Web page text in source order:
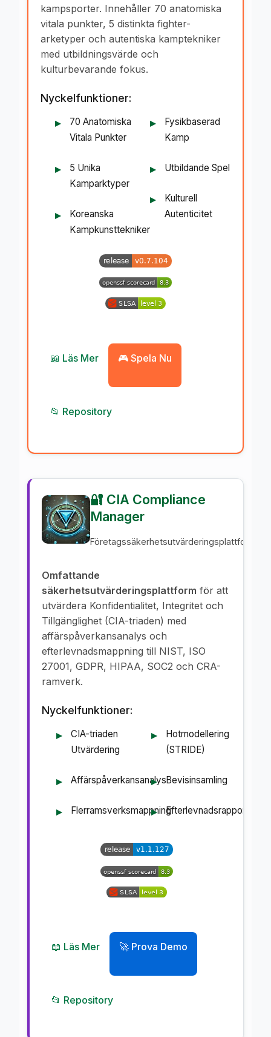
kampsporter. Innehåller 70 anatomiska
vitala punkter, 5 distinkta fighter-
arketyper och autentiska kamptekniker
med utbildningsvärde och
kulturbevarande fokus.
Nyckelfunktioner:
70 Anatomiska
Vitala Punkter
5 Unika
Kamparktyper
Koreanska
Kampkunsttekniker
Fysikbaserad
Kamp
Utbildande Spel
Kulturell
Autenticitet
📖 Läs Mer 🎮 Spela Nu
📂 Repository
🔐 CIA Compliance
Manager
Företagssäkerhetsutvärderingsplattform
Omfattande
säkerhetsutvärderingsplattform för att
utvärdera Konfidentialitet, Integritet och
Tillgänglighet (CIA-triaden) med
affärspåverkansanalys och
efterlevnadsmappning till NIST, ISO
27001, GDPR, HIPAA, SOC2 och CRA-
ramverk.
Nyckelfunktioner:
CIA-triaden
Utvärdering
Affärspåverkansanalys
Flerramsverksmappning
Hotmodellering
(STRIDE)
Bevisinsamling
Efterlevnadsrapportering
📖 Läs Mer 🚀 Prova Demo
📂 Repository